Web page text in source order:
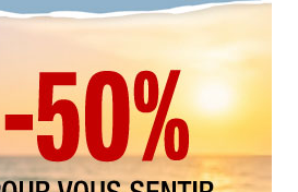
ARCHIVES